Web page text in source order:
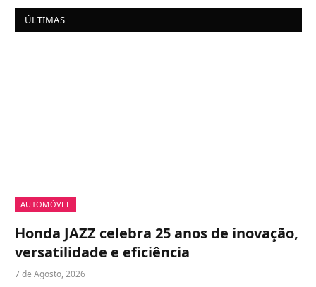
ÚLTIMAS
AUTOMÓVEL
Honda JAZZ celebra 25 anos de inovação,
versatilidade e eficiência
7 de Agosto, 2026